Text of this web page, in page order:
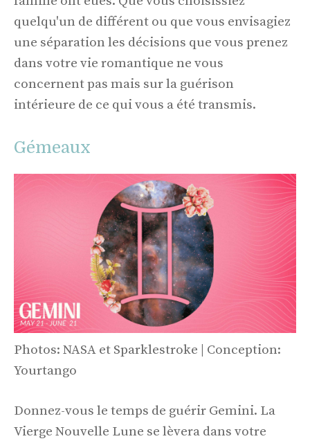
quelqu'un de différent ou que vous envisagiez
une séparation les décisions que vous prenez
dans votre vie romantique ne vous
concernent pas mais sur la guérison
intérieure de ce qui vous a été transmis.
Gémeaux
Photos: NASA et Sparklestroke | Conception:
Yourtango
Donnez-vous le temps de guérir Gemini. La
Vierge Nouvelle Lune se lèvera dans votre